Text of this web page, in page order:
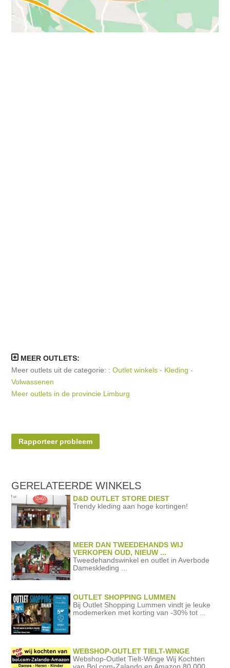
MEER OUTLETS:
Meer outlets uit de categorie: :Outlet winkels - Kleding -
Volwassenen
Meer outlets in de provincie Limburg
Rapporteer probleem
GERELATEERDEWINKELS
D&D OUTLET STORE DIEST
Trendy kleding aan hoge kortingen!
MEER DAN TWEEDEHANDS WIJ
VERKOPEN OUD, NIEUW ...
Tweedehandswinkel en outlet in Averbode
Dameskleding ...
OUTLET SHOPPING LUMMEN
Bij Outlet Shopping Lummen vindt je leuke
modemerken met korting van -30% tot ...
WEBSHOP-OUTLET TIELT-WINGE
Webshop-Outlet Tielt-Winge Wij Kochten